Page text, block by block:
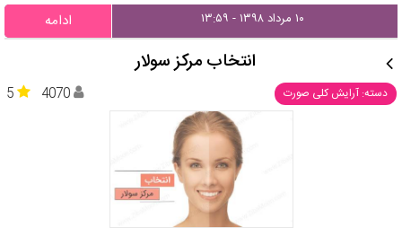
۱۰ مرداد ۱۳۹۸ - ۱۳:۵۹ ادامه
انتخاب مرکز سولار
دسته: آرایش کلی صورت 5 4070